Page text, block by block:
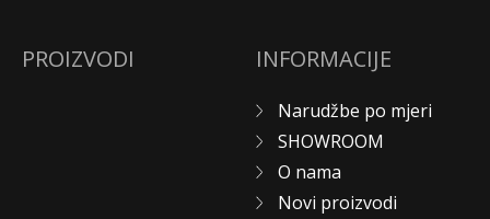
PROIZVODI INFORMACIJE
Narudžbe po mjeri
SHOWROOM
O nama
Novi proizvodi